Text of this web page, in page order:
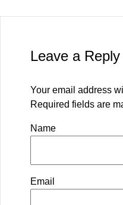
Leave a Reply
Your email address
Required fields are
Name
Email